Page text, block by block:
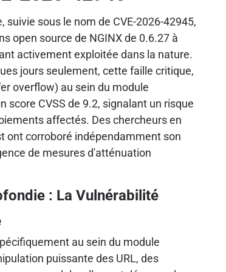
sous le nom de CVE-2026-42945,
open source de NGINX de 0.6.27 à
activement exploitée dans la nature.
jours seulement, cette faille critique,
overflow) au sein du module
score CVSS de 9.2, signalant un risque
affectés. Des chercheurs en
ont corroboré indépendamment son
de mesures d'atténuation
: La Vulnérabilité
au sein du module
puissante des URL, des